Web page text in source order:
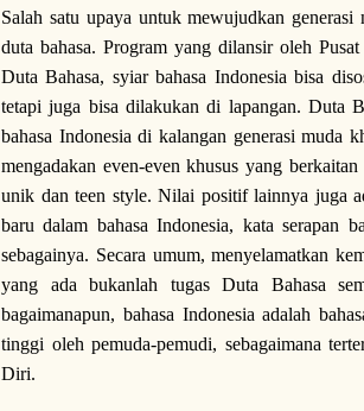
Salah satu upaya untuk mewujudkan
duta bahasa. Program yang dilansir oleh
Duta Bahasa, syiar bahasa Indonesia bisa
tetapi juga bisa dilakukan di lapangan. Duta
bahasa Indonesia di kalangan generasi muda
mengadakan even-even khusus yang
unik dan teen style. Nilai positif lainnya juga
baru dalam bahasa Indonesia, kata serapan
sebagainya. Secara umum, menyelamatkan
yang ada bukanlah tugas Duta Bahasa
bagaimanapun, bahasa Indonesia adalah
tinggi oleh pemuda-pemudi, sebagaimana
Diri.